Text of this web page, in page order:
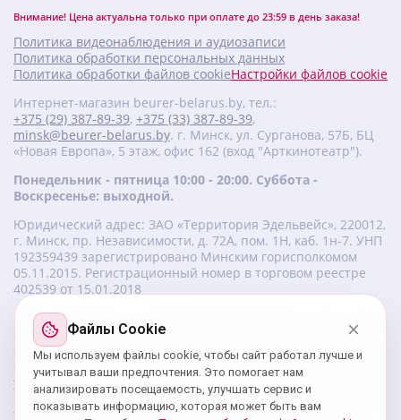
Внимание! Цена актуальна только при оплате до 23:59 в день заказа!
Политика видеонаблюдения и аудиозаписи
Политика обработки персональных данных
Политика обработки файлов cookieНастройки файлов cookie
Интернет-магазин beurer-belarus.by, тел.:
+375 (29) 387-89-39, +375 (33) 387-89-39,
minsk@beurer-belarus.by. г. Минск, ул. Сурганова, 57Б, БЦ
«Новая Европа», 5 этаж, офис 162 (вход "Арткинотеатр").
Понедельник - пятница 10:00 - 20:00. Суббота -
Воскресенье: выходной.
Юридический адрес: ЗАО «Территория Эдельвейс», 220012,
г. Минск, пр. Независимости, д. 72А, пом. 1Н, каб. 1н-7. УНП
‎192359439 зарегистрировано Минским горисполкомом
05.11.2015. Регистрационный номер в торговом реестре
402539 от 15.01.2018
Изготовитель beurer: Бойрер Гмбх, Софлингер штрассе 218,
89077-УЛМ, Германия.
Импортер: ЗАО «Территория Эдельвейс», 220056, г. Минск,
ул. 50 лет Победы, д. 8, пом. 56.
Сервисный центр: г. Минск, ул. Сурганова, 57Б, офис 162,
тел.: +375 29 180 89 39;service@beurer-belarus.by
Файлы Cookie
Мы используем файлы cookie, чтобы сайт работал лучше и
учитывал ваши предпочтения. Это помогает нам
анализировать посещаемость, улучшать сервис и
показывать информацию, которая может быть вам